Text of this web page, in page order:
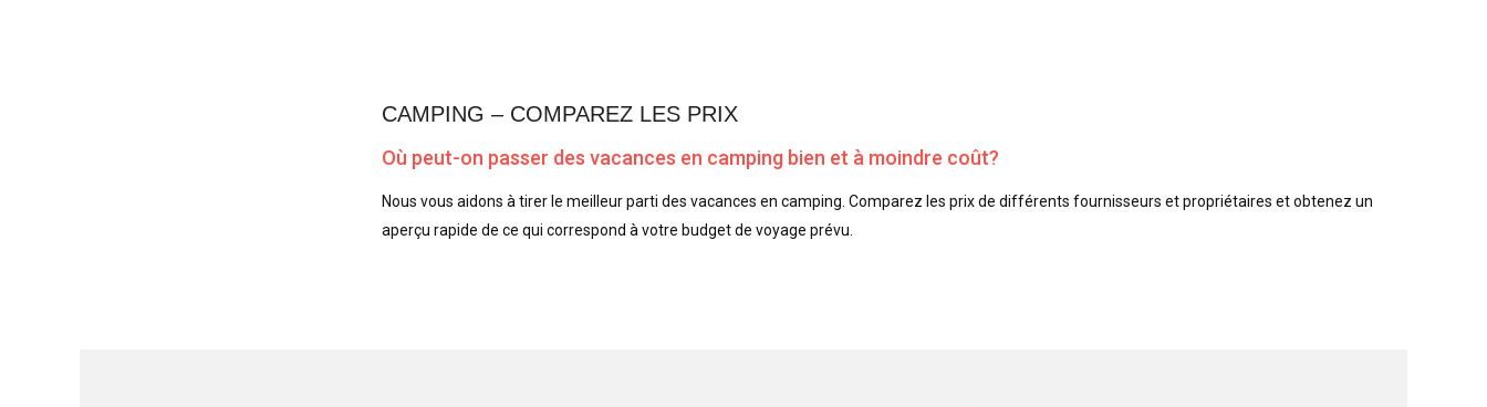
CAMPING – COMPAREZ LES PRIX
Où peut-on passer des vacances en camping bien et à moindre coût?
Nous vous aidons à tirer le meilleur parti des vacances en camping. Comparez les prix de différents fournisseurs et propriétaires et obtenez un
aperçu rapide de ce qui correspond à votre budget de voyage prévu.